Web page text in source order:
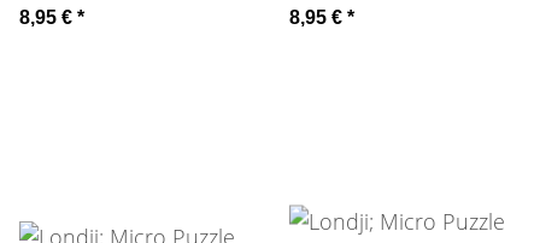
150Teile
8,95 € *
150Teile
8,95 € *